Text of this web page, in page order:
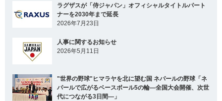
ラグザスが「侍ジャパン」オフィシャルタイトルパート
ナーを2030年まで延長
2026年7月23日
人事に関するお知らせ
2026年5月11日
"世界の野球"ヒマラヤを北に望む国 ネパールの野球「ネ
パールで広がるベースボール5の輪―全国大会開催、次世
代につながる3日間―」